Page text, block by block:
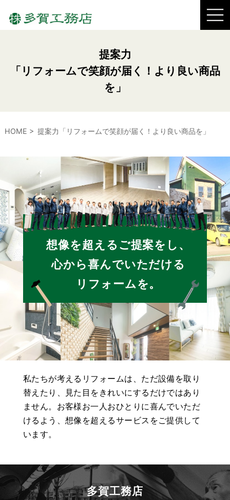
提案力
「リフォームで笑顔が届く！より良い商品
を」
HOME 提案力「リフォームで笑顔が届く！より良い商品を」
想像を超えるご提案をし、
心から喜んでいただける
リフォームを。
私たちが考えるリフォームは、 ただ設備を取り
替えたり、見た目をきれいにするだけではあり
ません。 お客様お一人おひとりに喜んでいただ
けるよう、想像を超えるサービスをご提供して
います。
多賀工務店